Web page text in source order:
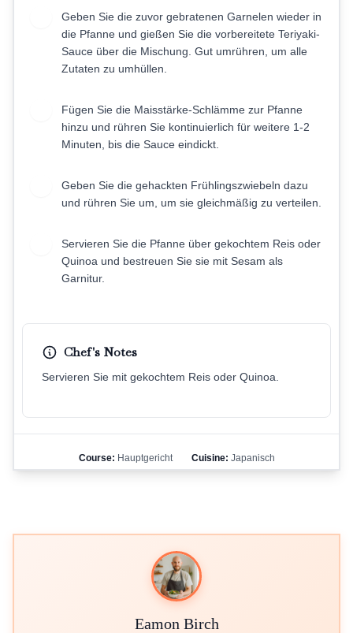
Geben Sie die zuvor gebratenen Garnelen wieder in
die Pfanne und gießen Sie die vorbereitete Teriyaki-
Sauce über die Mischung. Gut umrühren, um alle
Zutaten zu umhüllen.
Fügen Sie die Maisstärke-Schlämme zur Pfanne
hinzu und rühren Sie kontinuierlich für weitere 1-2
Minuten, bis die Sauce eindickt.
Geben Sie die gehackten Frühlingszwiebeln dazu
und rühren Sie um, um sie gleichmäßig zu verteilen.
Servieren Sie die Pfanne über gekochtem Reis oder
Quinoa und bestreuen Sie sie mit Sesam als
Garnitur.
Chef's Notes
Servieren Sie mit gekochtem Reis oder Quinoa.
Course: Hauptgericht Cuisine: Japanisch
Eamon Birch